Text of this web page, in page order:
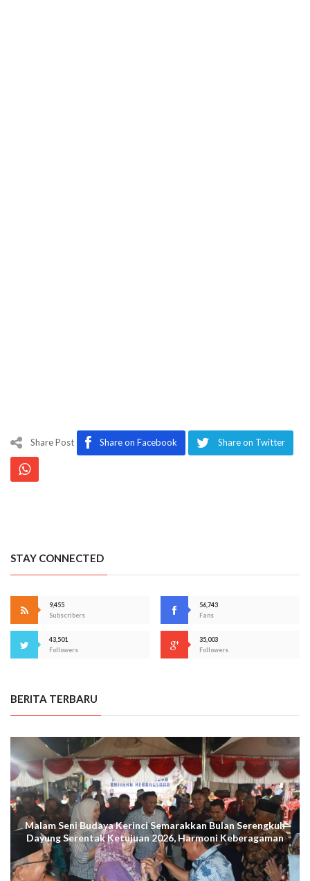
Share Post Share on Facebook Share on Twitter
STAY CONNECTED
9,455
Subscribers
56,743
Fans
43,501
Followers
35,003
Followers
BERITA TERBARU
Malam Seni Budaya Kerinci Semarakkan Bulan Serengkuh
Dayung Serentak Ketujuan 2026, Harmoni Keberagaman
Terus Menggema di Kuala Tungkal